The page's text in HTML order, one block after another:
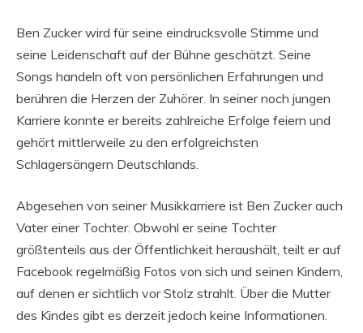
Ben Zucker wird für seine eindrucksvolle Stimme und
seine Leidenschaft auf der Bühne geschätzt. Seine
Songs handeln oft von persönlichen Erfahrungen und
berühren die Herzen der Zuhörer. In seiner noch jungen
Karriere konnte er bereits zahlreiche Erfolge feiern und
gehört mittlerweile zu den erfolgreichsten
Schlagersängern Deutschlands.
Abgesehen von seiner Musikkarriere ist Ben Zucker auch
Vater einer Tochter. Obwohl er seine Tochter
größtenteils aus der Öffentlichkeit heraushält, teilt er auf
Facebook regelmäßig Fotos von sich und seinen Kindern,
auf denen er sichtlich vor Stolz strahlt. Über die Mutter
des Kindes gibt es derzeit jedoch keine Informationen.